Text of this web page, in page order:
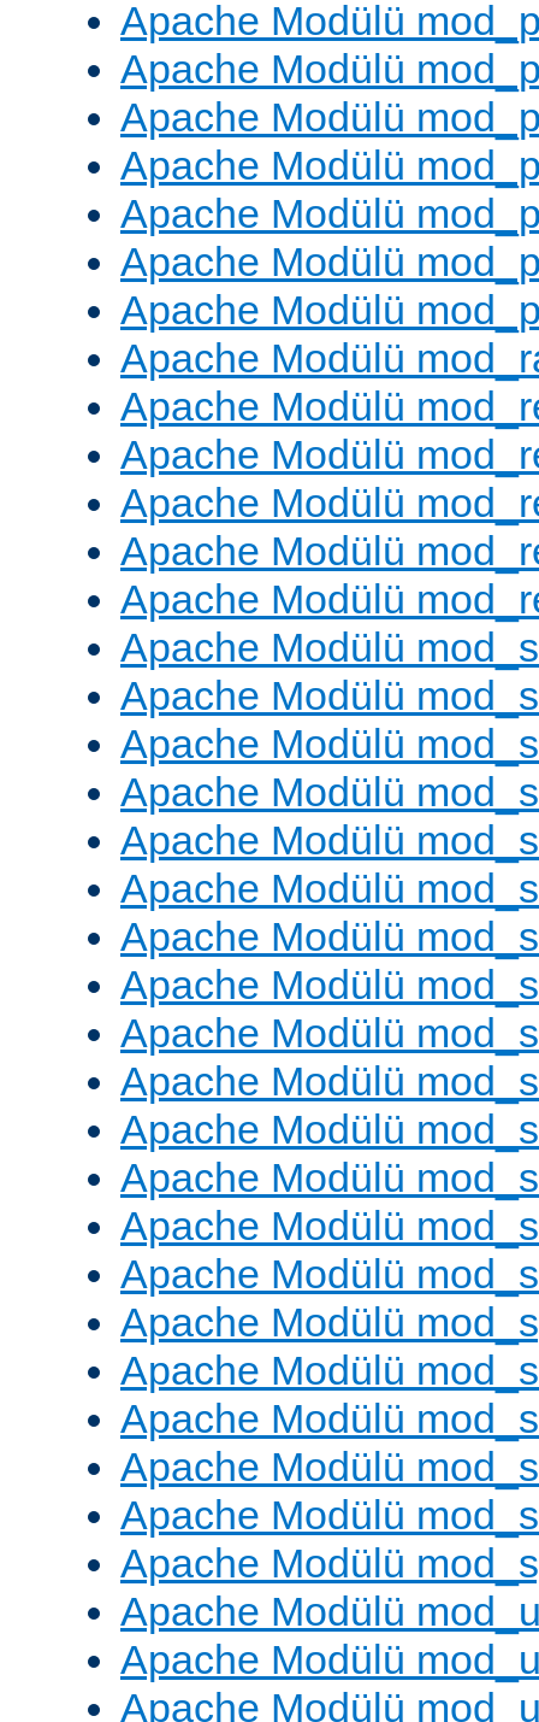
Apache Modülü
Apache Modülü
Apache Modülü
Apache Modülü
Apache Modülü
Apache Modülü
Apache Modülü
Apache Modülü
Apache Modülü
Apache Modülü
Apache Modülü
Apache Modülü
Apache Modülü
Apache Modülü
Apache Modülü
Apache Modülü
Apache Modülü
Apache Modülü
Apache Modülü
Apache Modülü
Apache Modülü
Apache Modülü
Apache Modülü
Apache Modülü
Apache Modülü
Apache Modülü
Apache Modülü
Apache Modülü
Apache Modülü
Apache Modülü
Apache Modülü
Apache Modülü
Apache Modülü
Apache Modülü
Apache Modülü
Apache Modülü